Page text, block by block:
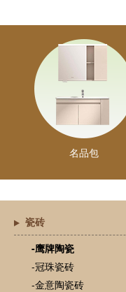
名品包
瓷砖
-鹰牌陶瓷
-冠珠瓷砖
-金意陶瓷砖